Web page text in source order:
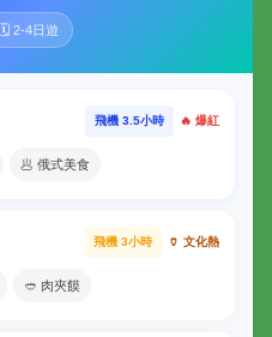
🗓 2-4日遊
飛機 3.5小時 🔥 爆紅
🥟 俄式美食
飛機 3小時 🏺 文化熱
🥙 肉夾饃